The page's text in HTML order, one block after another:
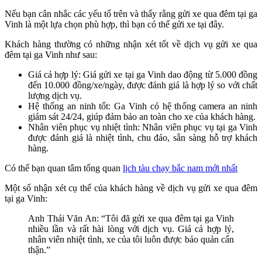
Nếu bạn cân nhắc các yếu tố trên và thấy rằng gửi xe qua đêm tại ga
Vinh là một lựa chọn phù hợp, thì bạn có thể gửi xe tại đây.
Khách hàng thường có những nhận xét tốt về dịch vụ gửi xe qua
đêm tại ga Vinh như sau:
Giá cả hợp lý: Giá gửi xe tại ga Vinh dao động từ 5.000 đồng
đến 10.000 đồng/xe/ngày, được đánh giá là hợp lý so với chất
lượng dịch vụ.
Hệ thống an ninh tốt: Ga Vinh có hệ thống camera an ninh
giám sát 24/24, giúp đảm bảo an toàn cho xe của khách hàng.
Nhân viên phục vụ nhiệt tình: Nhân viên phục vụ tại ga Vinh
được đánh giá là nhiệt tình, chu đáo, sẵn sàng hỗ trợ khách
hàng.
Có thể bạn quan tâm tổng quan lịch tàu chạy bắc nam mới nhất
Một số nhận xét cụ thể của khách hàng về dịch vụ gửi xe qua đêm
tại ga Vinh:
Anh Thái Văn An: “Tôi đã gửi xe qua đêm tại ga Vinh
nhiều lần và rất hài lòng với dịch vụ. Giá cả hợp lý,
nhân viên nhiệt tình, xe của tôi luôn được bảo quản cẩn
thận.”